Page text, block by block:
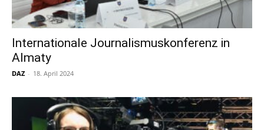
Internationale Journalismuskonferenz in
Almaty
DAZ - 18. April 2024